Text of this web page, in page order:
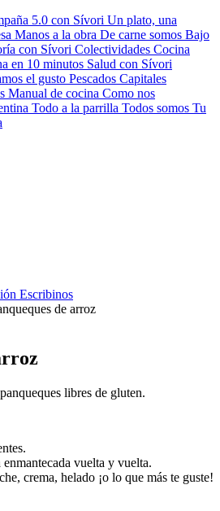
5.0 con Sívori Un plato, una
Manos a la obra De carne somos Bajo
con Sívori Colectividades Cocina
en 10 minutos Salud con Sívori
el gusto Pescados Capitales
Manual de cocina Como nos
Todo a la parrilla Todos somos Tu
Escribinos
de arroz
libres de gluten.
vuelta y vuelta.
crema, helado ¡o lo que más te guste!